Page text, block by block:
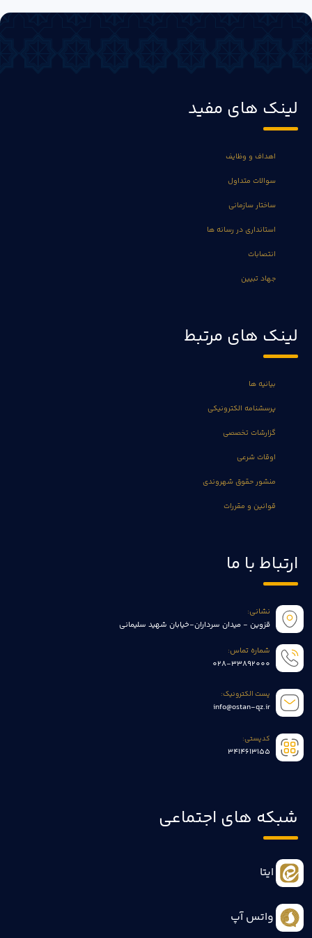
لینک های مفید
اهداف و وظایف
سوالات متداول
ساختار سازمانی
استانداری در رسانه ها
انتصابات
جهاد تبیین
لینک های مرتبط
بیانیه ها
پرسشنامه الکترونیکی
گزارشات تخصصی
اوقات شرعی
منشور حقوق شهروندی
قوانین و مقررات
ارتباط با ما
نشانی:
قزوین - میدان سرداران-خیابان شهید سلیمانی
شماره تماس:
028-33892000
پست الکترونیک:
info@ostan-qz.ir
کدپستی:
3414613155
شبکه های اجتماعی
ایتا
واتس آپ